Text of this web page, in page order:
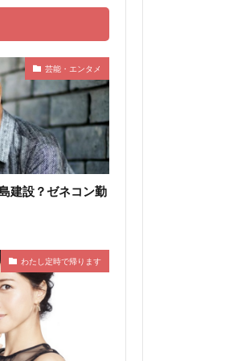
芸能・エンタメ
建設？ゼネコン勤
わたし定時で帰ります